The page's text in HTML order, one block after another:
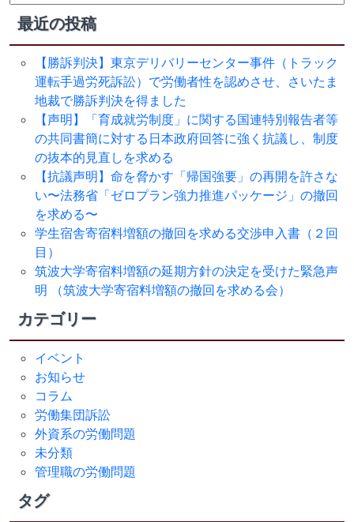
索:
最近の投稿
【勝訴判決】東京デリバリーセンター事件（トラック
運転手過労死訴訟）で労働者性を認めさせ、さいたま
地裁で勝訴判決を得ました
【声明】「育成就労制度」に関する国連特別報告者等
の共同書簡に対する日本政府回答に強く抗議し、制度
の抜本的見直しを求める
【抗議声明】命を脅かす「帰国強要」の再開を許さな
い〜法務省「ゼロプラン強力推進パッケージ」の撤回
を求める〜
学生宿舎寄宿料増額の撤回を求める交渉申入書（２回
目）
筑波大学寄宿料増額の延期方針の決定を受けた緊急声
明 （筑波大学寄宿料増額の撤回を求める会）
カテゴリー
イベント
お知らせ
コラム
労働集団訴訟
外資系の労働問題
未分類
管理職の労働問題
タグ